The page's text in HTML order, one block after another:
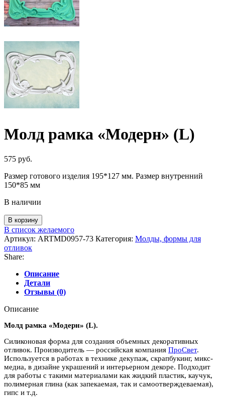
Молд рамка «Модерн» (L)
575 руб.
Размер готового изделия 195*127 мм. Размер внутренний
150*85 мм
В наличии
Количество
товара
Молд
рамка
"Модерн"
В корзину
В список желаемого
Артикул: ARTMD0957-73 Категория: Молды, формы для
отливок
Share:
Описание
Детали
Отзывы (0)
Описание
Молд рамка «Модерн» (L).
Силиконовая форма для создания объемных декоративных
отливок. Производитель — российская компания ПроСвет.
Используется в работах в технике декупаж, скрапбукинг, микс-
медиа, в дизайне украшений и интерьерном декоре. Подходит
для работы с такими материалами как жидкий пластик, каучук,
полимерная глина (как запекаемая, так и самоотверждеваемая),
гипс и т.д.